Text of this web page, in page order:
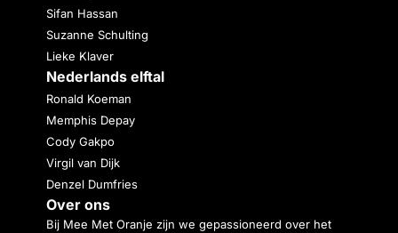
Sifan Hassan
Suzanne Schulting
Lieke Klaver
Nederlands elftal
Ronald Koeman
Memphis Depay
Cody Gakpo
Virgil van Dijk
Denzel Dumfries
Over ons
Bij Mee Met Oranje zijn we gepassioneerd over het